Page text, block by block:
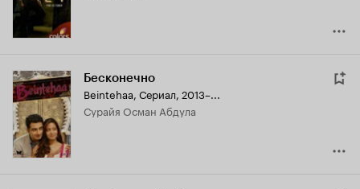
Бесконечно
Beintehaa, Сериал, 2013–...
Сурайя Осман Абдула